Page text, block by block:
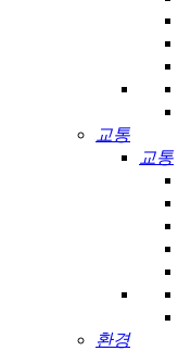
교통
교통
환경